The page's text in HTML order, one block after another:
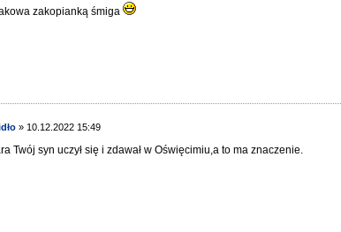
zakopianką śmiga
» 10.12.2022 15:49
Twój syn uczył się i zdawał w Oświęcimiu,a to ma znaczenie.